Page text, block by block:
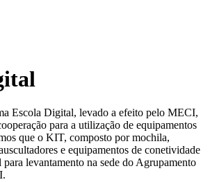
Escola Digital, levado a efeito pelo MECI,
para a utilização de equipamentos
que o KIT, composto por mochila,
e equipamentos de conetividade
levantamento na sede do Agrupamento